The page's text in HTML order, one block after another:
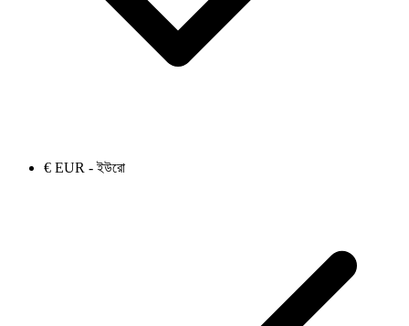
€ EUR - ইউরো